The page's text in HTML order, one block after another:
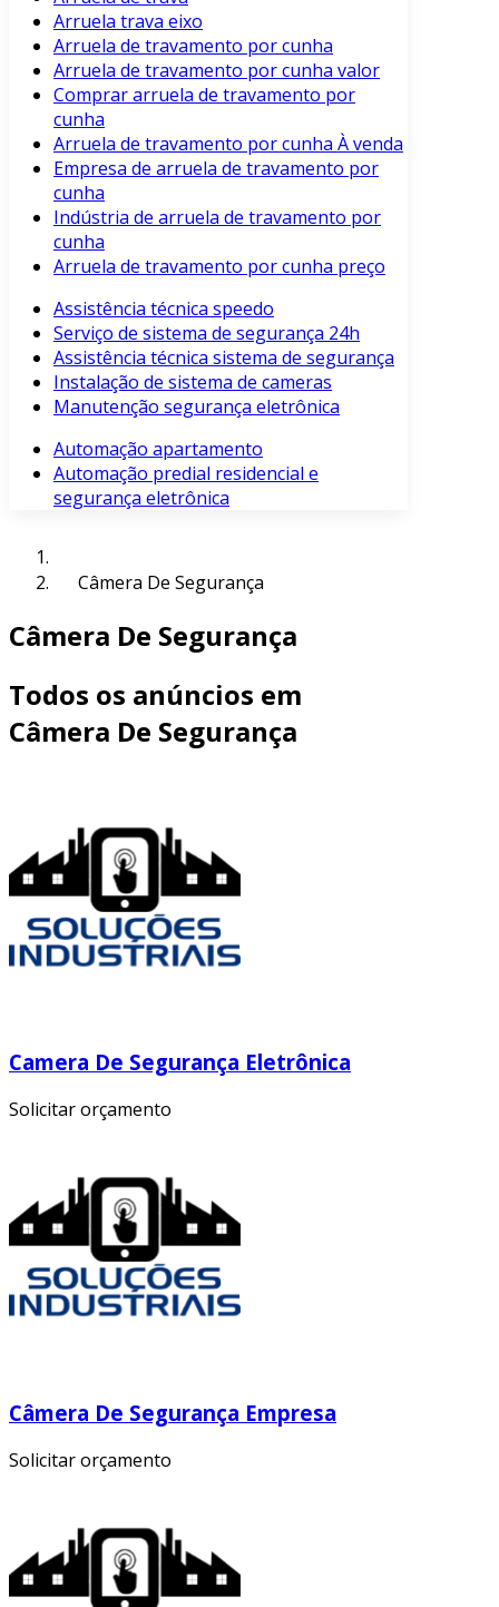
Arruela trava eixo
Arruela de travamento por cunha
Arruela de travamento por cunha valor
Comprar arruela de travamento por
cunha
Arruela de travamento por cunha À venda
Empresa de arruela de travamento por
cunha
Indústria de arruela de travamento por
cunha
Arruela de travamento por cunha preço
Assistência técnica speedo
Serviço de sistema de segurança 24h
Assistência técnica sistema de segurança
Instalação de sistema de cameras
Manutenção segurança eletrônica
Automação apartamento
Automação predial residencial e
segurança eletrônica
Câmera De Segurança
Câmera De Segurança
Todos os anúncios em
Câmera De Segurança
Camera De Segurança Eletrônica
Solicitar orçamento
Câmera De Segurança Empresa
Solicitar orçamento